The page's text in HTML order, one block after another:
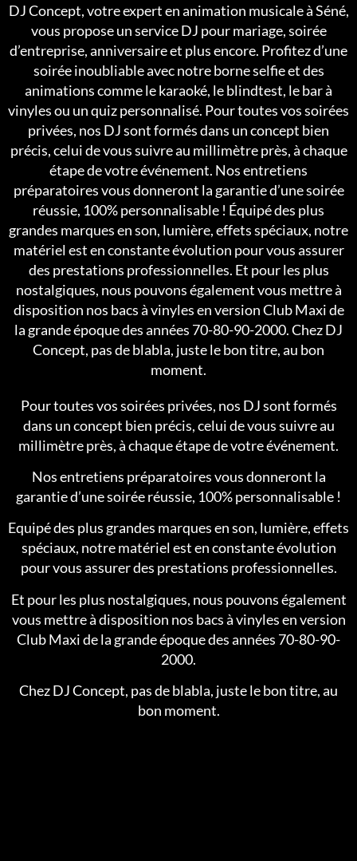
DJ Concept, votre expert en animation musicale à Séné,
vous propose un service DJ pour mariage, soirée
d’entreprise, anniversaire et plus encore. Profitez d’une
soirée inoubliable avec notre borne selfie et des
animations comme le karaoké, le blindtest, le bar à
vinyles ou un quiz personnalisé. Pour toutes vos soirées
privées, nos DJ sont formés dans un concept bien
précis, celui de vous suivre au millimètre près, à chaque
étape de votre événement. Nos entretiens
préparatoires vous donneront la garantie d’une soirée
réussie, 100% personnalisable ! Équipé des plus
grandes marques en son, lumière, effets spéciaux, notre
matériel est en constante évolution pour vous assurer
des prestations professionnelles. Et pour les plus
nostalgiques, nous pouvons également vous mettre à
disposition nos bacs à vinyles en version Club Maxi de
la grande époque des années 70-80-90-2000. Chez DJ
Concept, pas de blabla, juste le bon titre, au bon
moment.
Pour toutes vos soirées privées, nos DJ sont formés
dans un concept bien précis, celui de vous suivre au
millimètre près, à chaque étape de votre événement.
Nos entretiens préparatoires vous donneront la
garantie d’une soirée réussie, 100% personnalisable !
Equipé des plus grandes marques en son, lumière, effets
spéciaux, notre matériel est en constante évolution
pour vous assurer des prestations professionnelles.
Et pour les plus nostalgiques, nous pouvons également
vous mettre à disposition nos bacs à vinyles en version
Club Maxi de la grande époque des années 70-80-90-
2000.
Chez DJ Concept, pas de blabla, juste le bon titre, au
bon moment.